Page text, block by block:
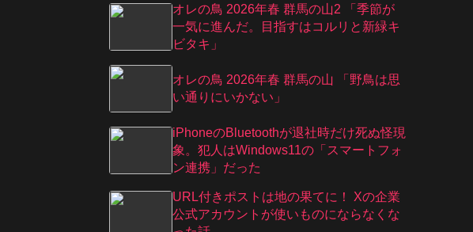
オレの鳥 2026年春 群馬の山2 「季節が
一気に進んだ。目指すはコルリと新緑キ
ビタキ」
オレの鳥 2026年春 群馬の山 「野鳥は思
い通りにいかない」
iPhoneのBluetoothが退社時だけ死ぬ怪現
象。犯人はWindows11の「スマートフォ
ン連携」だった
URL付きポストは地の果てに！ Xの企業
公式アカウントが使いものにならなくな